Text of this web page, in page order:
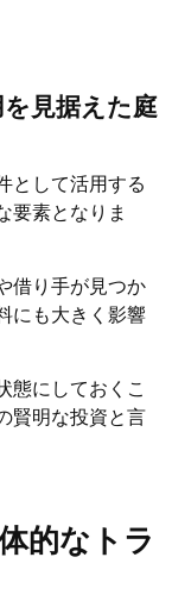
見据えた庭
として活用する
要素となりま
借り手が見つか
にも大きく影響
態にしておくこ
賢明な投資と言
的なトラ